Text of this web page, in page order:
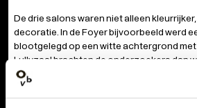
De drie salons waren niet alleen
decoratie. In de Foyer bijvoorbeeld werd
blootgelegd op een witte achtergrond
Lullyzaal brachten de onderzoekers dan
feniks aan het licht. Die decoraties en de
verder onderzocht, maar het is nu al zeker
restauratie een pak frisser zullen ogen.